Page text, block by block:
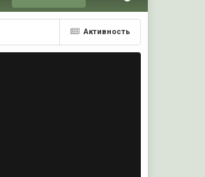
Активность